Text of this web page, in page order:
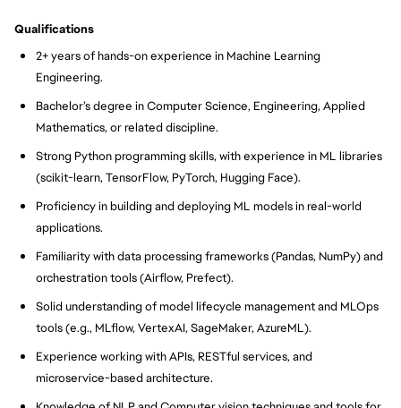
Qualifications
2+ years of hands-on experience in Machine Learning
Engineering.
Bachelor’s degree in Computer Science, Engineering, Applied
Mathematics, or related discipline.
Strong Python programming skills, with experience in ML libraries
(scikit-learn, TensorFlow, PyTorch, Hugging Face).
Proficiency in building and deploying ML models in real-world
applications.
Familiarity with data processing frameworks (Pandas, NumPy) and
orchestration tools (Airflow, Prefect).
Solid understanding of model lifecycle management and MLOps
tools (e.g., MLflow, VertexAI, SageMaker, AzureML).
Experience working with APIs, RESTful services, and
microservice-based architecture.